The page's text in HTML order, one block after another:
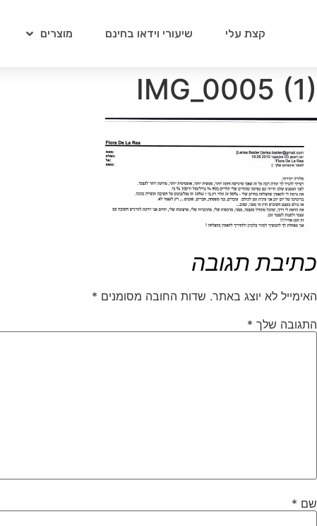
קצת עלי שיעורי וידאו בחינם מוצרים
IMG_0005 (1)
כתיבת תגובה
האימייל לא יוצג באתר. שדות החובה מסומנים *
התגובה שלך *
שם *